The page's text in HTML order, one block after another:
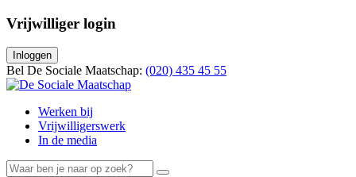
Vrijwilliger login
Inloggen
Bel De Sociale Maatschap: (020) 435 45 55
Werken bij
Vrijwilligerswerk
In de media